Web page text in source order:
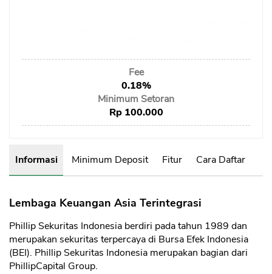
Asuransi
Fee
0.18%
Minimum Setoran
Rp 100.000
Informasi Minimum Deposit Fitur Cara Daftar
Lembaga Keuangan Asia Terintegrasi
Phillip Sekuritas Indonesia berdiri pada tahun 1989 dan
merupakan sekuritas terpercaya di Bursa Efek Indonesia
(BEI). Phillip Sekuritas Indonesia merupakan bagian dari
PhillipCapital Group.